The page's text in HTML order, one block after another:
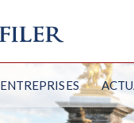
ENTREPRISES